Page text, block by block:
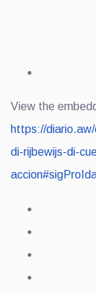
View the
https://
di-rijbewijs-di-